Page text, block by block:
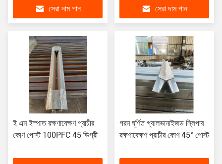
সেরা দাম পান সেরা দাম পান
ই এম ইস্পাত রক্ষণাবেক্ষণ প্রাচীর
কোণ পোস্ট 100PFC 45 ডিগ্রী
গরম ঘূর্ণিত গ্যালভানাইজড স্লিপার
রক্ষণাবেক্ষণ প্রাচীর কোণ 45° পোস্ট